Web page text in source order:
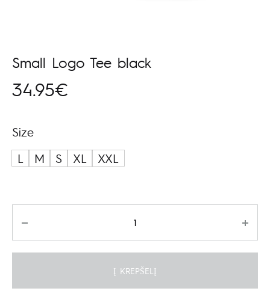
Small Logo Tee black
34.95€
Size
L
M S XL XXL
Į KREPŠELĮ